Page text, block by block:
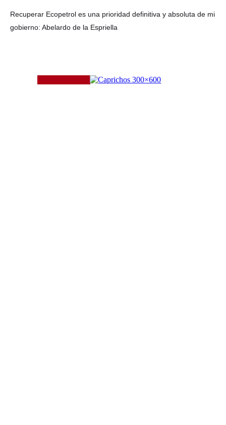
Recuperar Ecopetrol es una prioridad definitiva y absoluta de mi
gobierno: Abelardo de la Espriella